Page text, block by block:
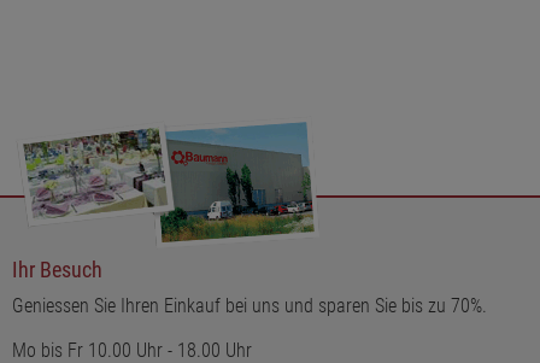
Ihr Besuch
Geniessen Sie Ihren Einkauf bei uns und sparen Sie bis zu 70%.
Mo bis Fr 10.00 Uhr - 18.00 Uhr